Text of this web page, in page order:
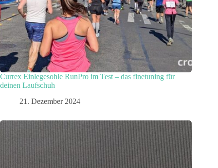
Currex Einlegesohle RunPro im Test – das finetuning für
deinen Laufschuh
21. Dezember 2024